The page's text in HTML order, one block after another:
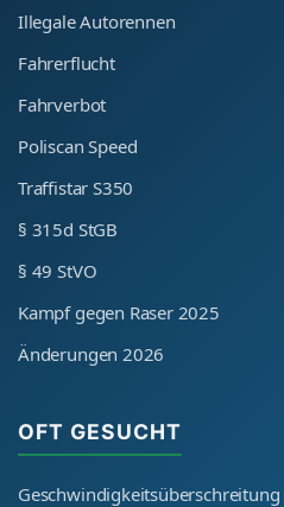
Illegale Autorennen
Fahrerflucht
Fahrverbot
Poliscan Speed
Traffistar S350
§ 315d StGB
§ 49 StVO
Kampf gegen Raser 2025
Änderungen 2026
OFT GESUCHT
Geschwindigkeitsüberschreitung